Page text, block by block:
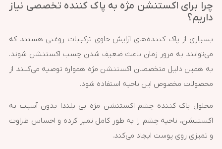
چرا برای اکستنشن مژه به پاک کننده تخصصی نیاز
داریم؟
بسیاری از پاک کننده‌های آرایش حاوی ترکیبات روغنی هستند که
می‌توانند به مرور زمان باعث ضعیف شدن چسب اکستنشن شوند.
به همین دلیل متخصصان اکستنشن مژه همواره توصیه می‌کنند از
محصولات مخصوص این ناحیه استفاده شود.
محلول پاک کننده چشم اکستنشن مژه بی یلندا بدون آسیب به
اکستنشن، ناحیه چشم را به طور کامل تمیز کرده و احساس طراوت
و تمیزی روی پوست ایجاد می‌کند.